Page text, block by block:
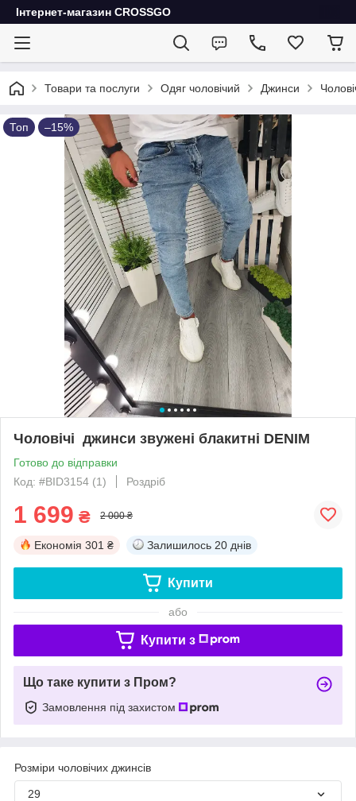
Інтернет-магазин CROSSGO
Товари та послуги Одяг чоловічий Джинси
Топ –15%
Чоловічі джинси звужені блакитні DENIM
Готово до відправки
Код: #BID3154 (1)
Роздріб
1 699 ₴ 2 000 ₴
Економія 301 ₴ Залишилось 20 днів
Купити
або
Купити з
Що таке купити з Пром?
Замовлення під захистом
Розміри чоловічих джинсів
29